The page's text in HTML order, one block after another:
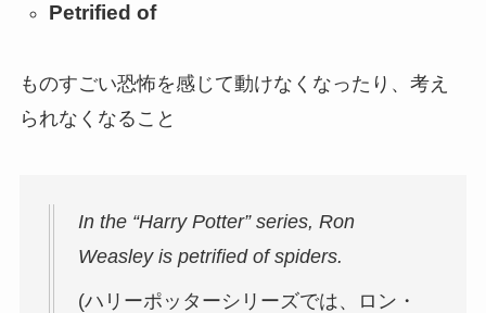
Petrified of
ものすごい恐怖を感じて動けなくなったり、考え
られなくなること
In the “Harry Potter” series, Ron
Weasley is petrified of spiders.
(ハリーポッターシリーズでは、ロン・